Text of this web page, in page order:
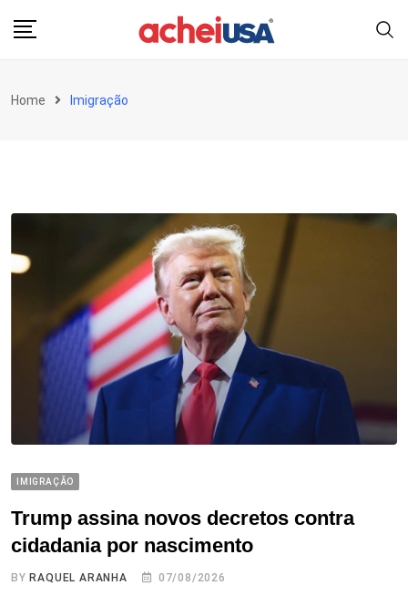
Home Imigração
IMIGRAÇÃO
Trump assina novos decretos contra
cidadania por nascimento
BY RAQUEL ARANHA 07/08/2026